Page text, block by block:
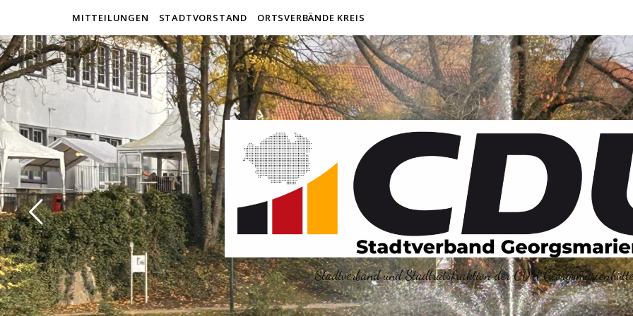
MITTEILUNGEN STADTVORSTAND ORTSVERBÄNDE KREIS
Stadtverband und Stadtratsfraktion der CDU